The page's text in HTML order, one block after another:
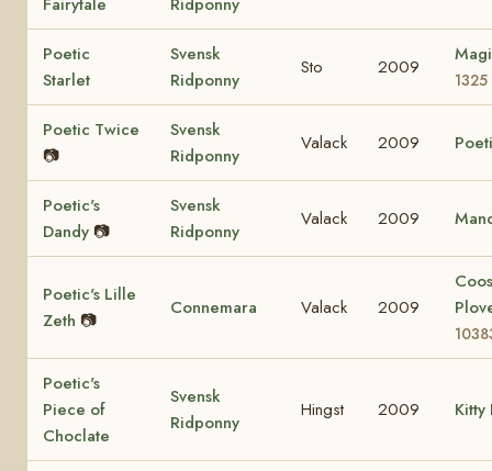
Poetic
Starlet
Svensk
Ridponny
Sto 2009
1325
Poetic Twice
📷
Svensk
Ridponny
Valack 2009
Poetic's
Dandy 📷
Svensk
Ridponny
Valack 2009
Poetic's Lille
Zeth 📷
Connemara Valack 2009
Poetic's
Piece of
Choclate
Svensk
Ridponny
Hingst 2009 Kitty